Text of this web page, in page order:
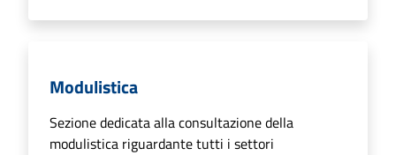
Modulistica
Sezione dedicata alla consultazione della
modulistica riguardante tutti i settori